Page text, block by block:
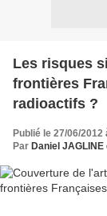
Les risques
frontières
radioactifs ?
Publié le 27/06/2012
Par Daniel